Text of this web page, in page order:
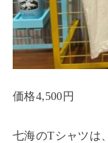
価格4,500円
七海のTシャツは